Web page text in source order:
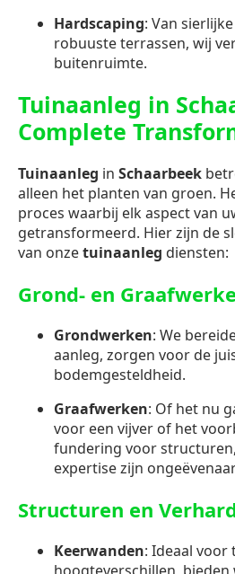
Hardscaping: Van
robuuste terrassen, wij
buitenruimte.
Tuinaanleg in
Complete
Tuinaanleg in Schaarbeek
alleen het planten van groen.
proces waarbij elk aspect van
getransformeerd. Hier zijn de
van onzetuinaanleg diensten:
Grond- en
Grondwerken: We
aanleg, zorgen voor de
bodemgesteldheid.
Graafwerken: Of het nu
voor een vijver of het
fundering voor
expertise zijn
Structuren en
Keerwanden: Ideaal voor